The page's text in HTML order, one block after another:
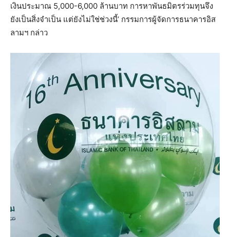
เงินประมาณ 5,000-6,000 ล้านบาท การหาพันธมิตรร่วมทุนจึง
ยังเป็นสิ่งจำเป็น แต่ยังไม่ใช่ช่วงนี้’ กรรมการผู้จัดการธนาคารอิส
ลามฯ กล่าว